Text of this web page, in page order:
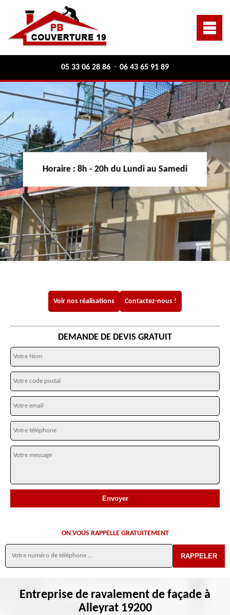
05 33 06 28 86 - 06 43 65 91 89
Horaire : 8h - 20h du Lundi au Samedi
Voir nos réalisations Contactez-nous !
DEMANDE DE DEVIS GRATUIT
ON VOUS RAPPELLE GRATUITEMENT
Entreprise de ravalement de façade à
Alleyrat 19200